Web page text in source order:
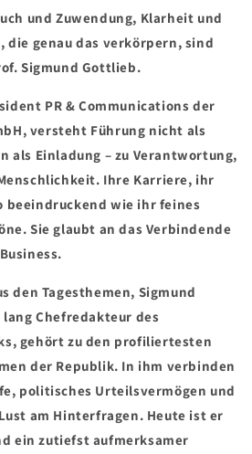
und Zuwendung, Klarheit und
die genau das verkörpern, sind
Sigmund Gottlieb.
PR & Communications der
versteht Führung nicht als
als Einladung – zu Verantwortung,
Ihre Karriere, ihr
beeindruckend wie ihr feines
Sie glaubt an das Verbindende
den Tagesthemen, Sigmund
Chefredakteur des
gehört zu den profiliertesten
der Republik. In ihm verbinden
politisches Urteilsvermögen und
am Hinterfragen. Heute ist er
ein zutiefst aufmerksamer